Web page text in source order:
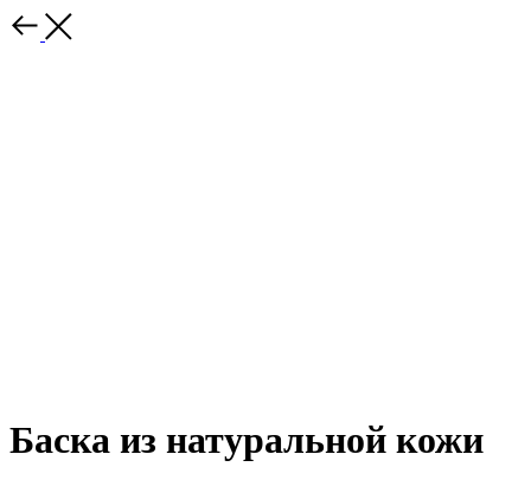
Баска из натуральной кожи